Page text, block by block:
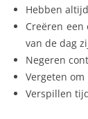
Hebben
Creëren
van de dag
Negeren
Vergeten
Verspillen